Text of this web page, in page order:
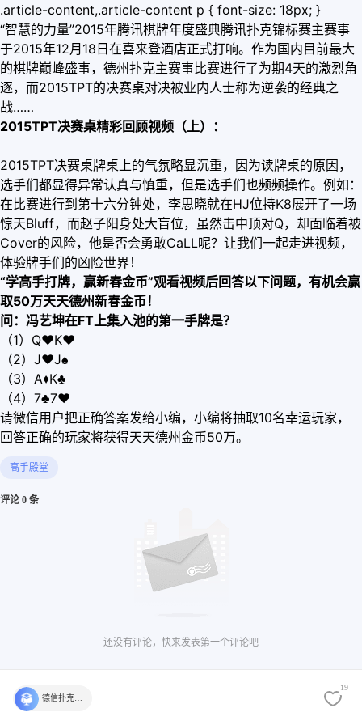
.article-content,.article-content p { font-size: 18px; }
“智慧的力量”2015年腾讯棋牌年度盛典腾讯扑克锦标赛主赛事
于2015年12月18日在喜来登酒店正式打响。作为国内目前最大
的棋牌巅峰盛事，德州扑克主赛事比赛进行了为期4天的激烈角
逐，而2015TPT的决赛桌对决被业内人士称为逆袭的经典之
战……
2015TPT决赛桌精彩回顾视频（上）：
2015TPT决赛桌牌桌上的气氛略显沉重，因为读牌桌的原因，
选手们都显得异常认真与慎重，但是选手们也频频操作。例如：
在比赛进行到第十六分钟处，李思晓就在HJ位持K8展开了一场
惊天Bluff，而赵子阳身处大盲位，虽然击中顶对Q，却面临着被
Cover的风险，他是否会勇敢CaLL呢？让我们一起走进视频，
体验牌手们的凶险世界！
“学高手打牌，赢新春金币”观看视频后回答以下问题，有机会赢
取50万天天德州新春金币！
问：冯艺坤在FT上集入池的第一手牌是？
（1）Q♥K♥
（2）J♥J♠
（3）A♦K♣
（4）7♣7♥
请微信用户把正确答案发给小编，小编将抽取10名幸运玩家，
回答正确的玩家将获得天天德州金币50万。
高手殿堂
评论 0 条
还没有评论，快来发表第一个评论吧
19